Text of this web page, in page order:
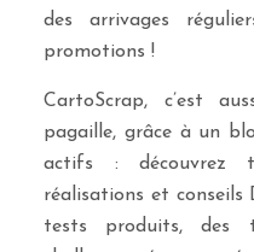
des arrivages
promotions !
CartoScrap, c’est
pagaille, grâce à un
actifs : découvrez
réalisations et conseils
tests produits, des